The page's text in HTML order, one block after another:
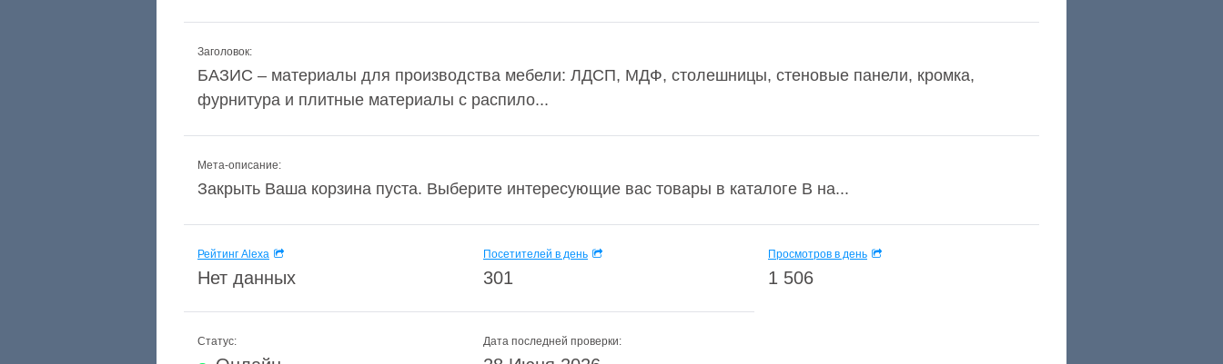
Заголовок:
БАЗИС – материалы для производства мебели: ЛДСП, МДФ, столешницы, стеновые панели, кромка,
фурнитура и плитные материалы с распило...
Мета-описание:
Закрыть Ваша корзина пуста. Выберите интересующие вас товары в каталоге В на...
Рейтинг Alexa
Нет данных
Посетителей в день
301
Просмотров в день
1 506
Статус: Дата последней проверки: